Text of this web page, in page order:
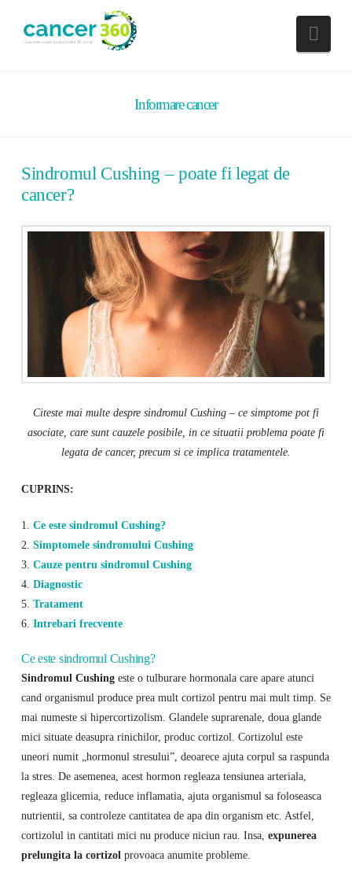
Informare cancer
Sindromul Cushing – poate fi legat de
cancer?
Citeste mai multe despre sindromul Cushing – ce simptome pot fi
asociate, care sunt cauzele posibile, in ce situatii problema poate fi
legata de cancer, precum si ce implica tratamentele.
CUPRINS:
1. Ce este sindromul Cushing?
2. Simptomele sindromului Cushing
3. Cauze pentru sindromul Cushing
4. Diagnostic
5. Tratament
6. Intrebari frecvente
Ce este sindromul Cushing?
Sindromul Cushingeste o tulburare hormonala care apare atunci
cand organismul produce prea mult cortizol pentru mai mult timp. Se
mai numeste si hipercortizolism. Glandele suprarenale, doua glande
mici situate deasupra rinichilor, produc cortizol. Cortizolul este
uneori numit „hormonul stresului”, deoarece ajuta corpul sa raspunda
la stres. De asemenea, acest hormon regleaza tensiunea arteriala,
regleaza glicemia, reduce inflamatia, ajuta organismul sa foloseasca
nutrientii, sa controleze cantitatea de apa din organism etc. Astfel,
cortizolul in cantitati mici nu produce niciun rau. Insa, expunerea
prelungita la cortizol provoaca anumite probleme.